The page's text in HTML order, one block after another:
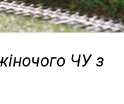
ЧУ з